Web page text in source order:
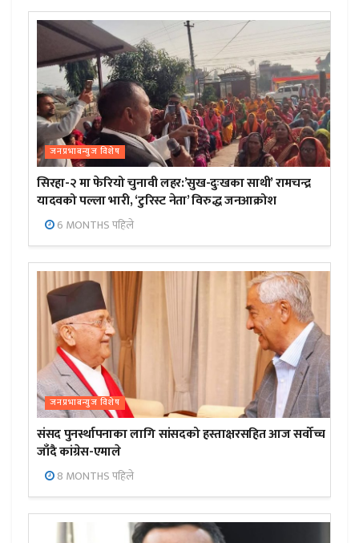
जनप्रभाबन्युज विशेष
सिरहा-२ मा फेरियो चुनावी लहर:’सुख-दुःखका साथी’ रामचन्द्र
यादवको पल्ला भारी, ‘टुरिस्ट नेता’ विरुद्ध जनआक्रोश
6 MONTHS पहिले
जनप्रभाबन्युज विशेष
संसद पुनर्स्थापनाका लागि सांसदको हस्ताक्षरसहित आज सर्वोच्च
जाँदै कांग्रेस-एमाले
8 MONTHS पहिले